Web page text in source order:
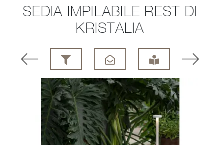
SEDIA IMPILABILE REST DI
KRISTALIA